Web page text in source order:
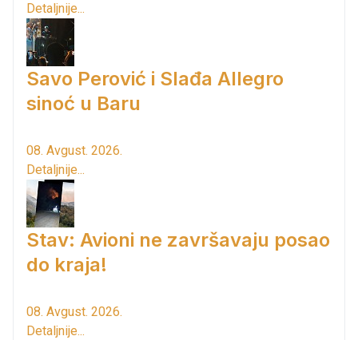
Detaljnije...
Savo Perović i Slađa Allegro
sinoć u Baru
08. Avgust. 2026.
Detaljnije...
Stav: Avioni ne završavaju posao
do kraja!
08. Avgust. 2026.
Detaljnije...